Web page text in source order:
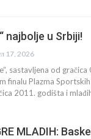
najbolje u Srbiji!
17, 2026
sastavljena od
finalu Plazma
2011. godišta i
MLADIH: